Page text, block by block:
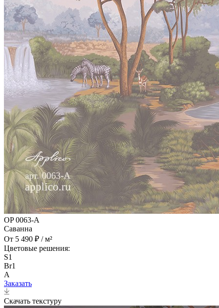
OP 0063-A
Саванна
От 5 490 ₽ / м²
Цветовые решения:
S1
Br1
A
Заказать
Скачать текстуру